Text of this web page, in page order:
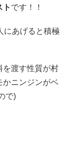
ト です！！
にあげると積極
を渡す性質が村
かニンジンがベ
で)